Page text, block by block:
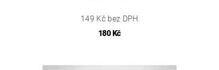
149 Kč bez DPH
180 Kč